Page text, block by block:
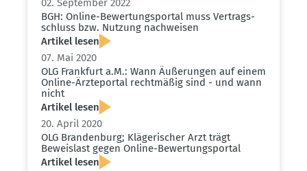
02. September 2022
BGH: Online-Bewer­tungs­portal muss Vertrags­
schluss bzw. Nutzung nachweisen
Artikel lesen
07. Mai 2020
OLG Frankfurt a.M.: Wann Äußerungen auf einem
Online-Ärzte­portal recht­mäßig sind - und wann
nicht
Artikel lesen
20. April 2020
OLG Brandenburg; Kläge­ri­scher Arzt trägt
Beweislast gegen Online-Bewer­tungs­portal
Artikel lesen